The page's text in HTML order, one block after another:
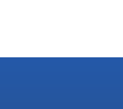
，提高了可生产
产品营销总监
随着功率水平的提
围，使工程师能够
用TOPSwitchGaN